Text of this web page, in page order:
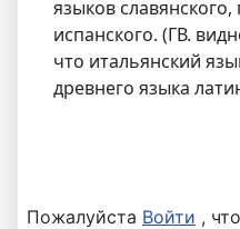
языков славянского,
испанского. (ГВ.
что итальянский
древнего языка
Пожалуйста Войти ,